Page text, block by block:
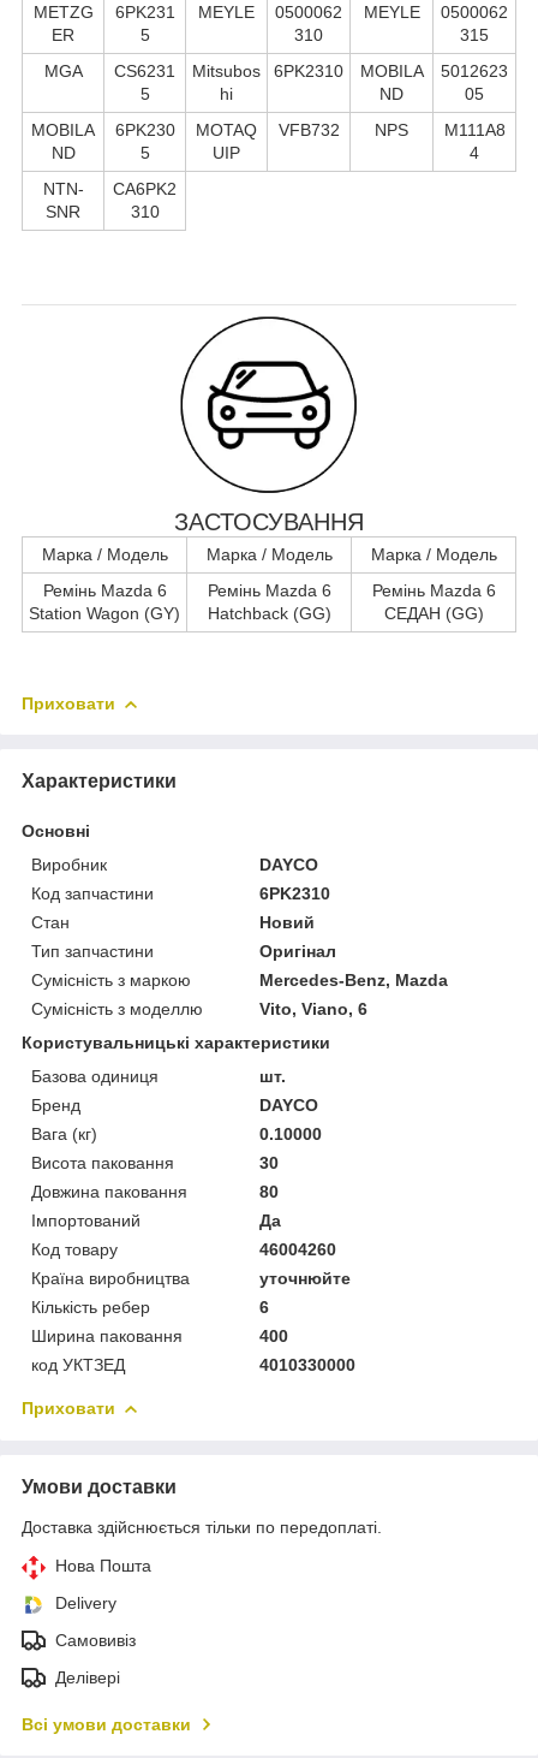
METZG
ER
6PK231
5
MEYLE
0500062
310
MEYLE
0500062
315
MGA
CS6231
5
Mitsubos
hi
6PK2310
MOBILA
ND
5012623
05
MOBILA
ND
6PK230
5
MOTAQ
UIP
VFB732 NPS
M111A8
4
NTN-
SNR
CA6PK2
310
ЗАСТОСУВАННЯ
Марка / Модель Марка / Модель
Марка / Модель
Ремінь Mazda 6
Station Wagon (GY)
Ремінь Mazda 6
Hatchback (GG)
Ремінь Mazda 6
СЕДАН (GG)
Приховати
Характеристики
Основні
Виробник
DAYCO
Код запчастини
6PK2310
Стан
Новий
Тип запчастини
Оригінал
Сумісність з маркою
Mercedes-Benz, Mazda
Сумісність з моделлю
Vito, Viano, 6
Користувальницькі характеристики
Базова одиниця
шт.
Бренд
DAYCO
Вага (кг)
0.10000
Висота паковання
30
Довжина паковання
80
Імпортований
Да
Код товару
46004260
Країна виробництва
уточнюйте
Кількість ребер
6
Ширина паковання
400
код УКТЗЕД
4010330000
Приховати
Умови доставки
Доставка здійснюється тільки по передоплаті.
Нова Пошта
Delivery
Самовивіз
Делівері
Всі умови доставки